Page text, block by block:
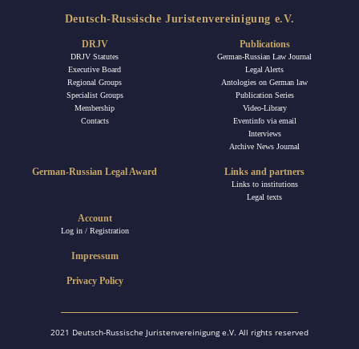
Deutsch-Russische Juristenvereinigung e.V.
DRJV
DRJV Statutes
Executive Board
Regional Groups
Specialist Groups
Membership
Contacts
Publications
German-Russian Law Journal
Legal Alerts
Antologies on German law
Publication Series
Video-Library
Eventinfo via email
Interviews
Archive News Journal
German-Russian Legal Award
Account
Log in / Registration
Links and partners
Links to institutions
Legal texts
Impressum
Privacy Policy
2021 Deutsch-Russische Juristenvereinigung e.V. All rights reserved